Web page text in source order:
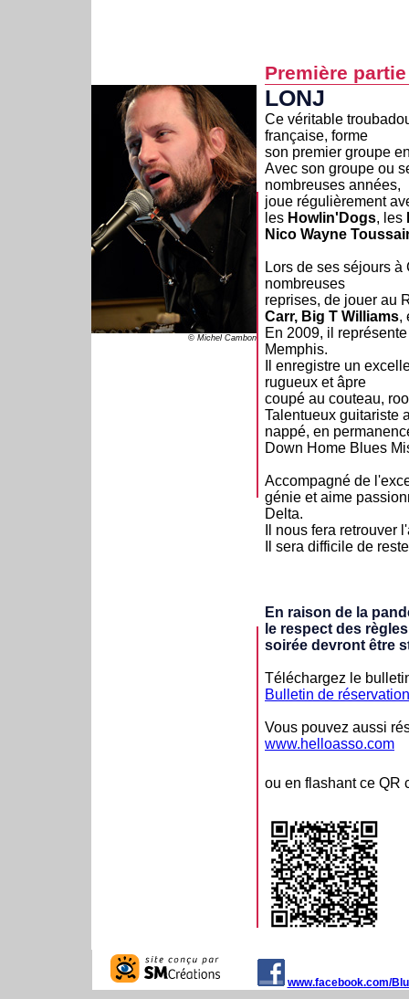
Première partie
© Michel Cambon
LONJ
Ce véritable
française, forme
son premier groupe
Avec son groupe ou
nombreuses années,
joue régulièrement
les Howlin'Dogs, les
Nico Wayne
Lors de ses séjours
nombreuses
reprises, de jouer au
Carr, Big T Williams,
En 2009, il
Memphis.
Il enregistre un
rugueux et âpre
coupé au couteau,
Talentueux guitariste
nappé, en
Down Home Blues
Accompagné de
génie et aime
Delta.
Il nous fera
Il sera difficile de
En raison de la
le respect des
soirée devront être
Téléchargez le
Bulletin de
Vous pouvez aussi
www.helloasso.com
ou en flashant ce QR
www.facebook.com/